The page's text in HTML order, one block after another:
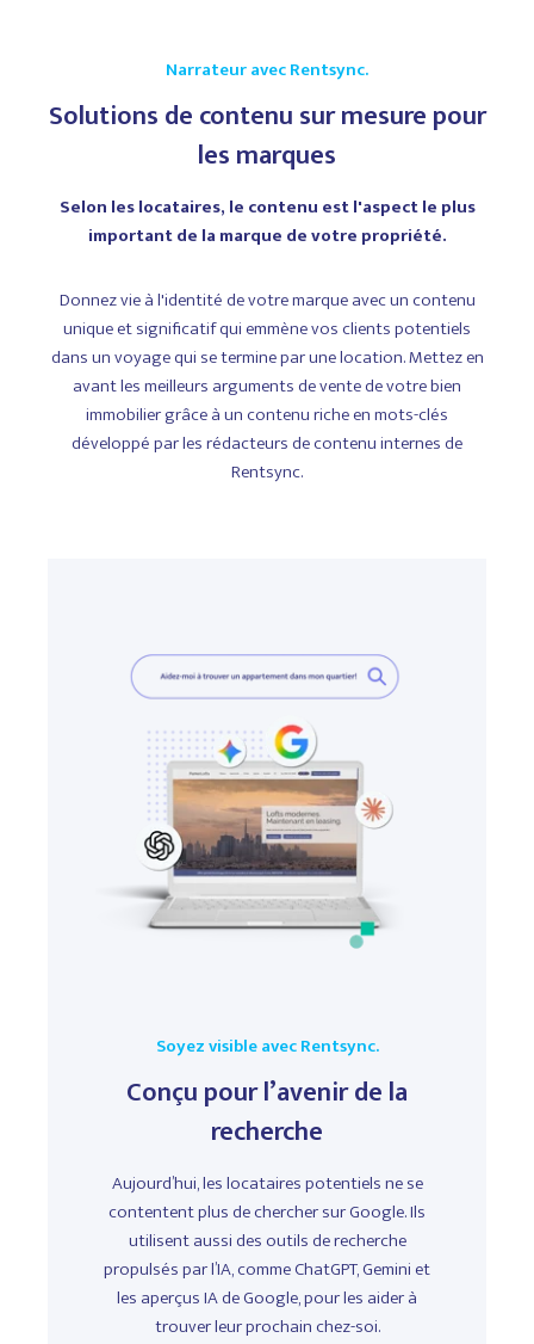
Narrateur avec Rentsync.
Solutions de contenu sur mesure pour
les marques
Selon les locataires, le contenu est l'aspect le plus
important de la marque de votre propriété.
Donnez vie à l'identité de votre marque avec un contenu
unique et significatif qui emmène vos clients potentiels
dans un voyage qui se termine par une location. Mettez en
avant les meilleurs arguments de vente de votre bien
immobilier grâce à un contenu riche en mots-clés
développé par les rédacteurs de contenu internes de
Rentsync.
Soyez visible avec Rentsync.
Conçu pour l’avenir de la
recherche
Aujourd’hui, les locataires potentiels ne se
contentent plus de chercher sur Google. Ils
utilisent aussi des outils de recherche
propulsés par l’IA, comme ChatGPT, Gemini et
les aperçus IA de Google, pour les aider à
trouver leur prochain chez-soi.